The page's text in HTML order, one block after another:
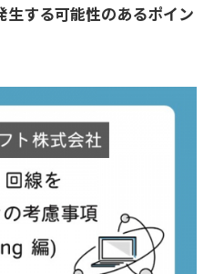
する可能性のあるポイン